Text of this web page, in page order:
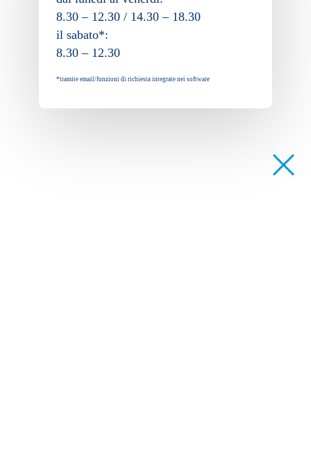
8.30 – 12.30 / 14.30 – 18.30
il sabato*:
8.30 – 12.30
*tramite email/funzioni di richiesta integrate nei software